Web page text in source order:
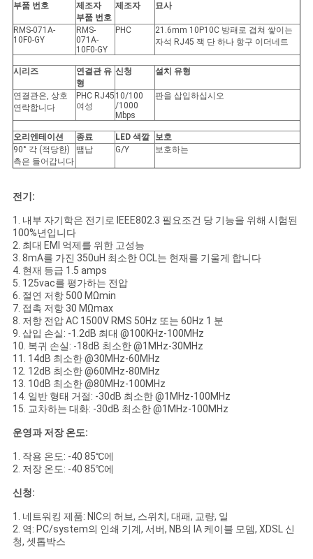
트
맵
PRIVACY
POLICY
부품 번호
제조자
부품 번호
제조자 묘사
RMS-071A-
10F0-GY
RMS-
071A-
10F0-GY
PHC
21.6mm 10P10C 방패로 겹쳐 쌓이는
자석 RJ45 잭 단 하나 항구 이더네트
시리즈
연결관 유
형
신청 설치 유형
연결관은, 상호
연락합니다
PHC RJ45
여성
10/100
/1000
Mbps
판을 삽입하십시오
오리엔테이션 종료 LED 색깔
보호
90° 각 (적당한)
측은 들어갑니다
땜납 G/Y 보호하는
전기:
1. 내부 자기학은 전기로 IEEE802.3 필요조건 당 기능을 위해 시험된
100%년입니다
2. 최대 EMI 억제를 위한 고성능
3. 8mA를 가진 350uH 최소한 OCL는 현재를 기울게 합니다
4. 현재 등급 1.5 amps
5. 125vac를 평가하는 전압
6. 절연 저항 500 MΩmin
7. 접촉 저항 30 MΩmax
8. 저항 전압 AC 1500V RMS 50Hz 또는 60Hz 1 분
9. 삽입 손실: -1.2dB 최대 @100KHz-100MHz
10. 복귀 손실: -18dB 최소한 @1MHz-30MHz
11. 14dB 최소한 @30MHz-60MHz
12. 12dB 최소한 @60MHz-80MHz
13. 10dB 최소한 @80MHz-100MHz
14. 일반 형태 거절: -30dB 최소한 @1MHz-100MHz
15. 교차하는 대화: -30dB 최소한 @1MHz-100MHz
운영과 저장 온도:
1. 작용 온도: -40 85℃에
2. 저장 온도: -40 85℃에
신청:
1. 네트워킹 제품: NIC의 허브, 스위치, 대패, 교량, 일
2. 역: PC/system의 인쇄 기계, 서버, NB의 IA 케이블 모뎀, XDSL 신
청, 셋톱박스